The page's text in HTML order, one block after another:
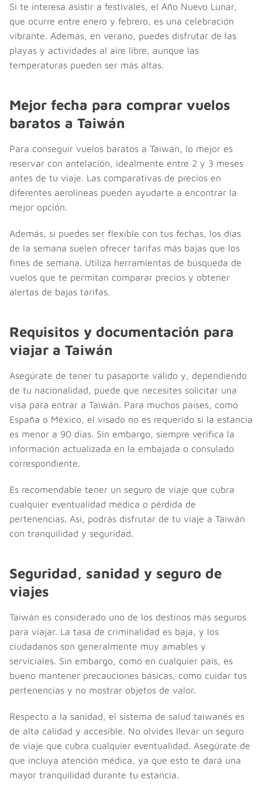
Si te interesa asistir a festivales, el Año Nuevo Lunar,
que ocurre entre enero y febrero, es una celebración
vibrante. Además, en verano, puedes disfrutar de las
playas y actividades al aire libre, aunque las
temperaturas pueden ser más altas.
Mejor fecha para comprar vuelos
baratos a Taiwán
Para conseguir vuelos baratos a Taiwán, lo mejor es
reservar con antelación, idealmente entre 2 y 3 meses
antes de tu viaje. Las comparativas de precios en
diferentes aerolíneas pueden ayudarte a encontrar la
mejor opción.
Además, si puedes ser flexible con tus fechas, los días
de la semana suelen ofrecer tarifas más bajas que los
fines de semana. Utiliza herramientas de búsqueda de
vuelos que te permitan comparar precios y obtener
alertas de bajas tarifas.
Requisitos y documentación para
viajar a Taiwán
Asegúrate de tener tu pasaporte válido y, dependiendo
de tu nacionalidad, puede que necesites solicitar una
visa para entrar a Taiwán. Para muchos países, como
España o México, el visado no es requerido si la estancia
es menor a 90 días. Sin embargo, siempre verifica la
información actualizada en la embajada o consulado
correspondiente.
Es recomendable tener un seguro de viaje que cubra
cualquier eventualidad médica o pérdida de
pertenencias. Así, podrás disfrutar de tu viaje a Taiwán
con tranquilidad y seguridad.
Seguridad, sanidad y seguro de
viajes
Taiwán es considerado uno de los destinos más seguros
para viajar. La tasa de criminalidad es baja, y los
ciudadanos son generalmente muy amables y
serviciales. Sin embargo, como en cualquier país, es
bueno mantener precauciones básicas, como cuidar tus
pertenencias y no mostrar objetos de valor.
Respecto a la sanidad, el sistema de salud taiwanés es
de alta calidad y accesible. No olvides llevar un seguro
de viaje que cubra cualquier eventualidad. Asegúrate de
que incluya atención médica, ya que esto te dará una
mayor tranquilidad durante tu estancia.